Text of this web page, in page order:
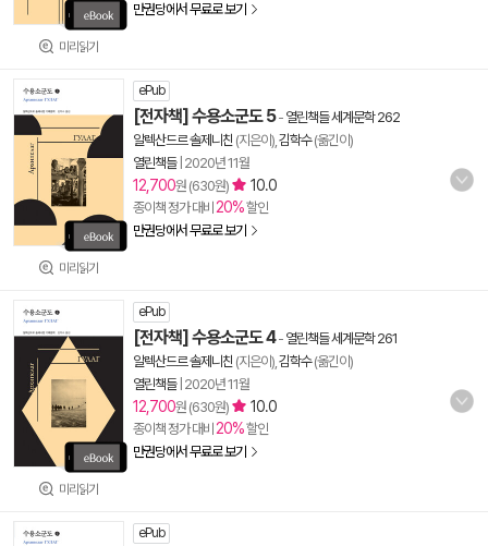
미리읽기
만권당에서 무료로 보기
미리읽기
ePub
[전자책] 수용소군도 5- 열린책들 세계문학 262
알렉산드르 솔제니친 (지은이), 김학수(옮긴이)
열린책들| 2020년 11월
12,700원 (630원) 10.0
종이책 정가 대비 20%할인
만권당에서 무료로 보기
미리읽기
ePub
[전자책] 수용소군도 4- 열린책들 세계문학 261
알렉산드르 솔제니친 (지은이), 김학수(옮긴이)
열린책들| 2020년 11월
12,700원 (630원) 10.0
종이책 정가 대비 20%할인
만권당에서 무료로 보기
ePub